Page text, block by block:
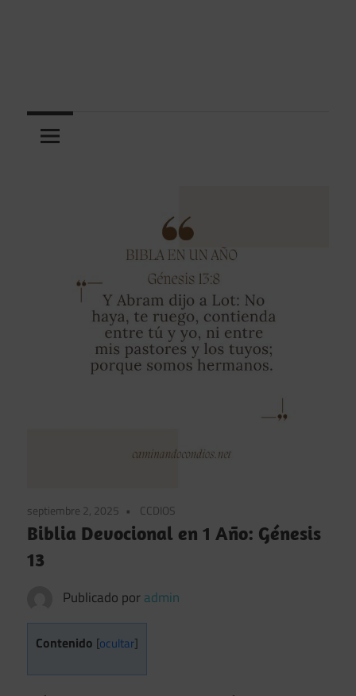
septiembre 2, 2025 CCDIOS
Biblia Devocional en 1 Año: Génesis
13
Publicado por admin
Contenido [ocultar]